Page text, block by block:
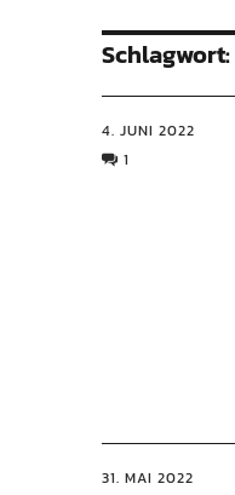
Schlagwort:
4. JUNI 2022
1
31. MAI 2022